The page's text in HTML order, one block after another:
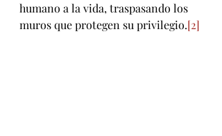
humano a la vida, traspasando los
muros que protegen su privilegio.[2]